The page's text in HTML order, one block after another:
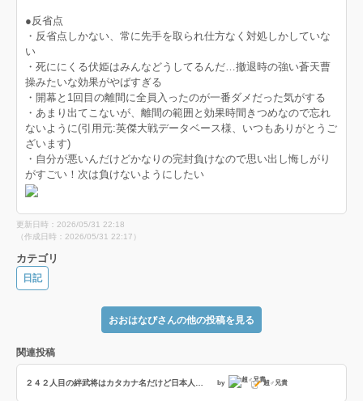
●反省点
・反省点しかない、常に先手を取られ仕方なく対処しかしていな
い
・死ににくる伏姫はみんなどうしてるんだ…撤退時の強い蒼天曹
操みたいな効果がやばすぎる
・開幕と1回目の離間に全員入ったのが一番ダメだった気がする
・あまり出てこないが、離間の範囲と効果時間きつめなので忘れ
ないように(引用元:英傑大戦データベース様、いつもありがとうご
ざいます)
・自分が悪いんだけどかなりの完封負けなので思い出し悔しがり
がすごい！次は負けないようにしたい
更新日時：2026/05/31 22:18
（作成日時：2026/05/31 22:17）
カテゴリ
日記
おおはなびさんの他の投稿を見る
関連投稿
by 超♂兄貴